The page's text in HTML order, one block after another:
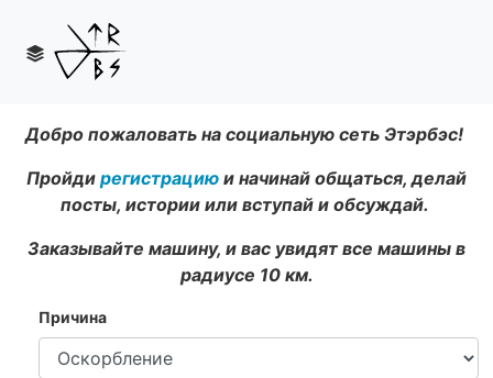
Добро пожаловать на социальную сеть Этэрбэс!
Пройди регистрацию и начинай общаться, делай
посты, истории или вступай и обсуждай.
Заказывайте машину, и вас увидят все машины в
радиусе 10 км.
Причина